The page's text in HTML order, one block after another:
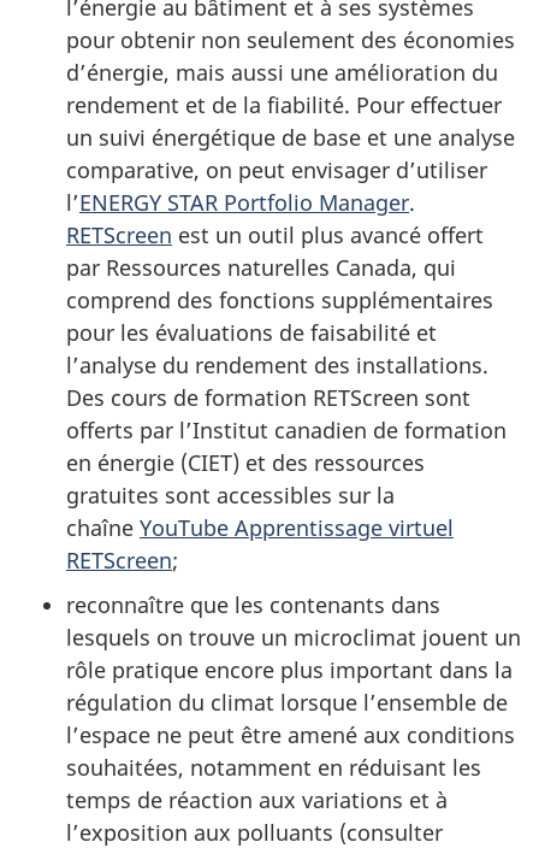
l’énergie au bâtiment et à ses systèmes
pour obtenir non seulement des économies
d’énergie, mais aussi une amélioration du
rendement et de la fiabilité. Pour effectuer
un suivi énergétique de base et une analyse
comparative, on peut envisager d’utiliser
l’ENERGY STAR Portfolio Manager.
RETScreen est un outil plus avancé offert
par Ressources naturelles Canada, qui
comprend des fonctions supplémentaires
pour les évaluations de faisabilité et
l’analyse du rendement des installations.
Des cours de formation RETScreen sont
offerts par l’Institut canadien de formation
en énergie (CIET) et des ressources
gratuites sont accessibles sur la
chaîne YouTube Apprentissage virtuel
RETScreen;
reconnaître que les contenants dans
lesquels on trouve un microclimat jouent un
rôle pratique encore plus important dans la
régulation du climat lorsque l’ensemble de
l’espace ne peut être amené aux conditions
souhaitées, notamment en réduisant les
temps de réaction aux variations et à
l’exposition aux polluants (consulter